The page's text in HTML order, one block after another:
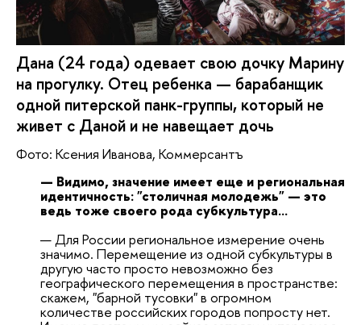
Дана (24 года) одевает свою дочку Марину
на прогулку. Отец ребенка — барабанщик
одной питерской панк-группы, который не
живет с Даной и не навещает дочь
Фото: Ксения Иванова, Коммерсантъ
— Видимо, значение имеет еще и региональная
идентичность: "столичная молодежь" — это
ведь тоже своего рода субкультура...
— Для России региональное измерение очень
значимо. Перемещение из одной субкультуры в
другую часто просто невозможно без
географического перемещения в пространстве:
скажем, "барной тусовки" в огромном
количестве российских городов попросту нет.